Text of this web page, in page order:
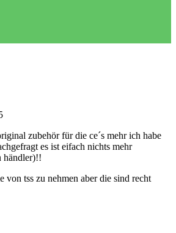
zubehör für die ce´s mehr ich habe
es ist eifach nichts mehr
händler)!!
von tss zu nehmen aber die sind recht